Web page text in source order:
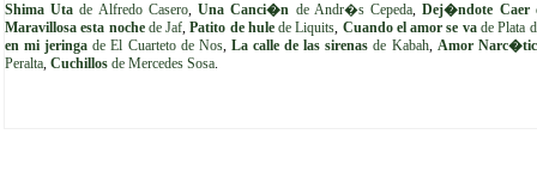
Shima Uta de Alfredo Casero,Una Canci�n de Andr�s Cepeda,Dej�ndote Caer
Maravillosa esta nochede Jaf,Patito de hulede Liquits, Cuando el amor se vade Plata
en mi jeringa de El Cuarteto de Nos, La calle de las sirenas de Kabah, Amor
Peralta, Cuchillos de Mercedes Sosa.